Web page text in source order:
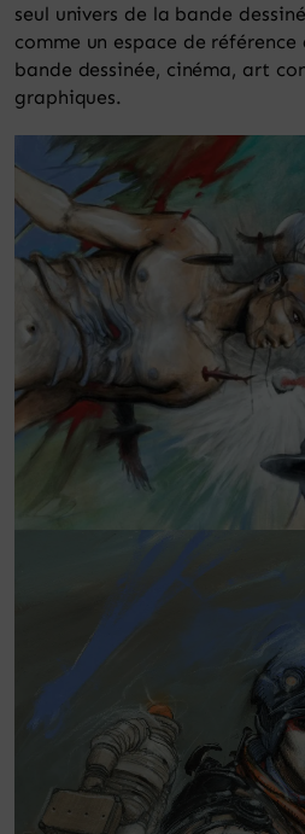
seul univers de la bande
comme un espace de
bande dessinée, cinéma, art
graphiques.